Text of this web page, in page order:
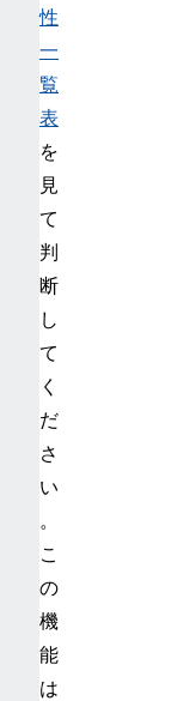
性
一
覧
表
を
見
て
判
断
し
て
く
だ
さ
い
。
こ
の
機
能
は